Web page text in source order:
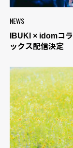
NEWS
IBUKI × idomコ
ックス配信決定